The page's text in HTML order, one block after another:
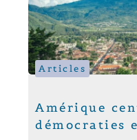
Articles
Amérique
démocraties